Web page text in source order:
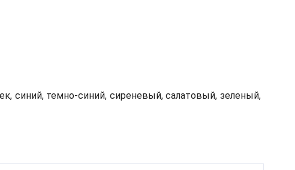
синий, темно-синий, сиреневый, салатовый, зеленый,